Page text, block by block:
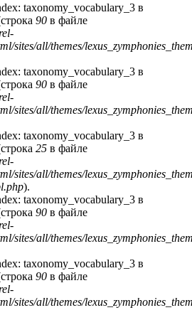
taxonomy_vocabulary_3 в
90 в файле
sites/all/themes/
taxonomy_vocabulary_3 в
90 в файле
sites/all/themes/
taxonomy_vocabulary_3 в
25 в файле
sites/all/themes/
).
taxonomy_vocabulary_3 в
90 в файле
sites/all/themes/
taxonomy_vocabulary_3 в
90 в файле
sites/all/themes/